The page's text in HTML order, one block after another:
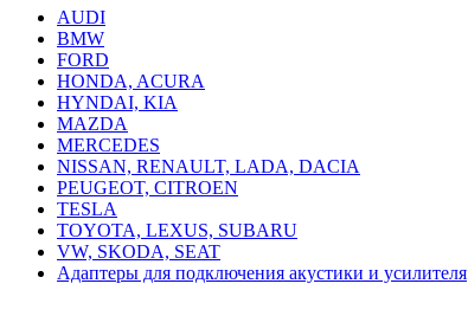
AUDI
BMW
FORD
HONDA, ACURA
HYNDAI, KIA
MAZDA
MERCEDES
NISSAN, RENAULT, LADA, DACIA
PEUGEOT, CITROEN
TESLA
TOYOTA, LEXUS, SUBARU
VW, SKODA, SEAT
Адаптеры для подключения акустики и усилителя